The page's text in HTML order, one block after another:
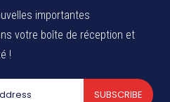
importantes
votre boîte de réception et
!
SUBSCRIBE